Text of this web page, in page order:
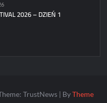
2026 – DZIEŃ 1
TrustNews | ByTheme